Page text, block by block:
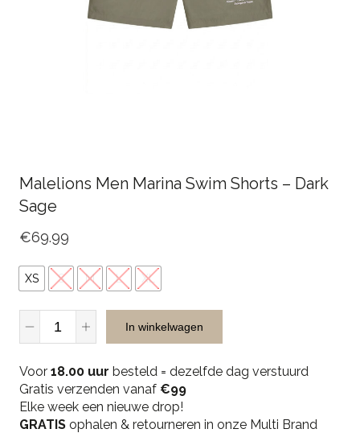
Malelions Men Marina Swim Shorts – Dark
Sage
€69.99
XS S M L XL
Malelions
Men
Swim
Shorts
-
Dark
In winkelwagen
Voor 18.00 uur besteld = dezelfde dag verstuurd
Gratis verzenden vanaf €99
Elke week een nieuwe drop!
GRATIS ophalen & retourneren in onze Multi Brand